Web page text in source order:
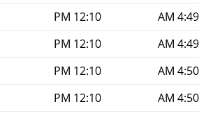
4:49 AM
12:10 PM
4:49 AM
12:10 PM
4:50 AM
12:10 PM
4:50 AM
12:10 PM